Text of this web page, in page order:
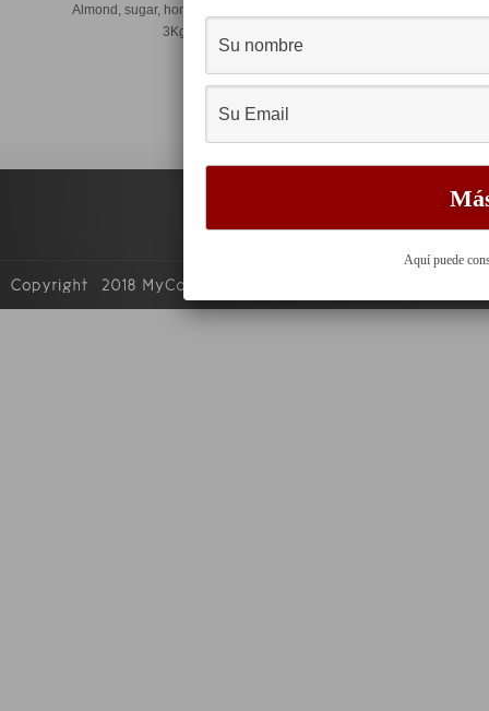
Almond, sugar, honey and sesame.
3Kg.
Sugar,
Aquí puede